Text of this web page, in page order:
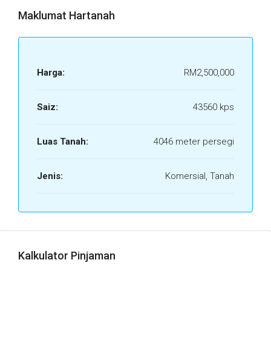
Maklumat Hartanah
Harga: RM2,500,000
Saiz: 43560 kps
Luas Tanah: 4046 meter persegi
Jenis: Komersial, Tanah
Kalkulator Pinjaman